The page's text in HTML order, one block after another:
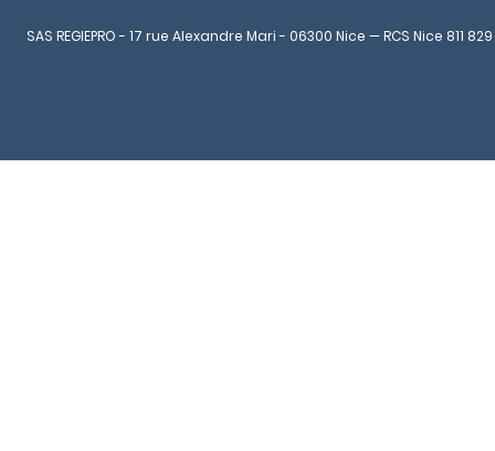
SAS REGIEPRO - 17 rue Alexandre Mari - 06300 Nice — RCS Nice 811